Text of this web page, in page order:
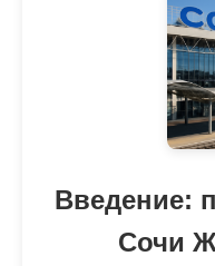
Введение:
Сочи